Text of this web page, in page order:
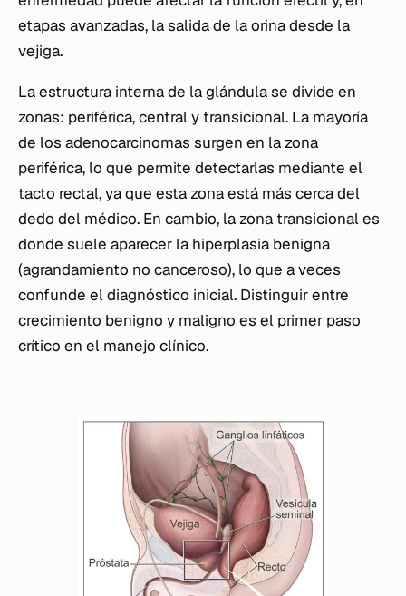
etapas avanzadas, la salida de la orina desde la
vejiga.
La estructura interna de la glándula se divide en
zonas: periférica, central y transicional. La mayoría
de los adenocarcinomas surgen en la zona
periférica, lo que permite detectarlas mediante el
tacto rectal, ya que esta zona está más cerca del
dedo del médico. En cambio, la zona transicional es
donde suele aparecer la hiperplasia benigna
(agrandamiento no canceroso), lo que a veces
confunde el diagnóstico inicial. Distinguir entre
crecimiento benigno y maligno es el primer paso
crítico en el manejo clínico.